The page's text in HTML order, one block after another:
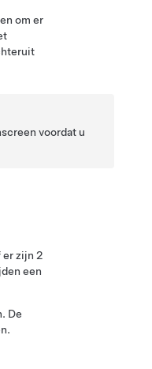
om er
voordat u
zijn 2
een
De